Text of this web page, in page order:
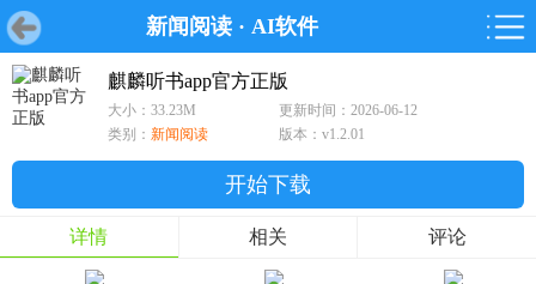
新闻阅读 · AI软件
首页 游戏 软件 鸿蒙游戏
首页 游戏 软件 鸿蒙
游戏
鸿蒙
软件
专题
麒麟听书app官方正版
大小：33.23M
更新时间：2026-06-12
类别： 新闻阅读 版本：v1.2.01
开始下载
详情 相关 评论